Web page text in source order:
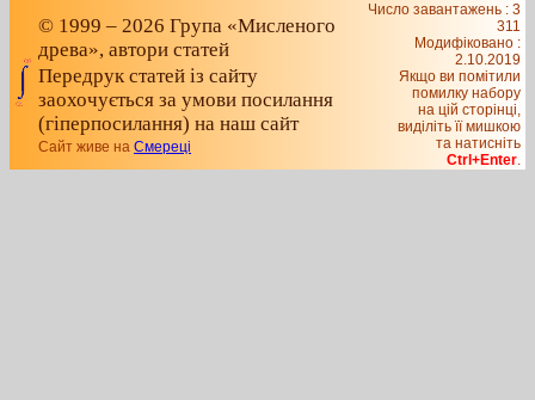
© 1999 – 2026 Група «Мисленого
древа», автори статей
Передрук статей із сайту
заохочується за умови посилання
(гіперпосилання) на наш сайт
Сайт живе на Смереці
Число завантажень : 3
311
Модифіковано :
2.10.2019
Якщо ви помітили
помилку набору
на цiй сторiнцi,
видiлiть її мишкою
та натисніть
Ctrl+Enter.